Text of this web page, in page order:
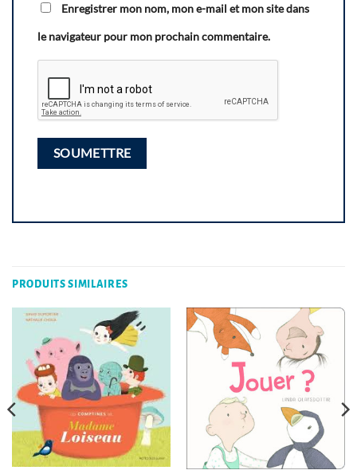
Enregistrer mon nom, mon e-mail et mon site dans
le navigateur pour mon prochain commentaire.
PRODUITS SIMILAIRES